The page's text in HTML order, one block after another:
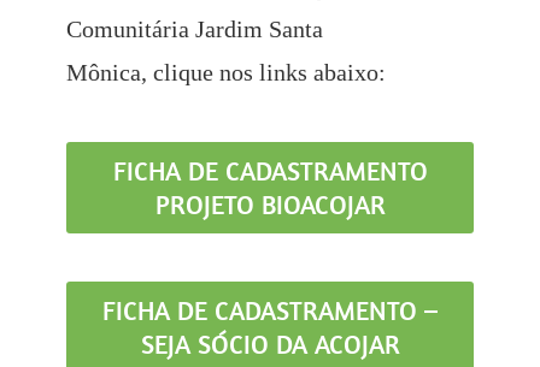
Comunitária Jardim Santa
Mônica, clique nos links abaixo:
FICHA DE CADASTRAMENTO
PROJETO BIOACOJAR
FICHA DE CADASTRAMENTO –
SEJA SÓCIO DA ACOJAR